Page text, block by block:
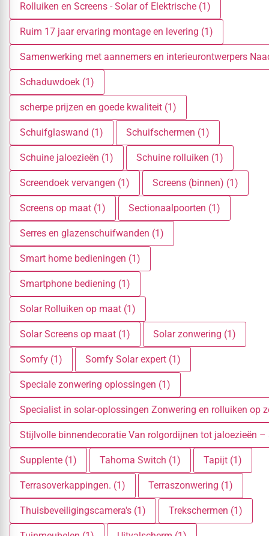
Rolluiken en Screens - Solar of Elektrische (1)
Ruim 17 jaar ervaring montage en levering (1)
Samenwerking met aannemers en interieurontwerpers
Schaduwdoek (1)
scherpe prijzen en goede kwaliteit (1)
Schuifglaswand (1) Schuifschermen (1)
Schuine jaloezieën (1) Schuine rolluiken (1)
Screendoek vervangen (1) Screens (binnen) (1)
Screens op maat (1) Sectionaalpoorten (1)
Serres en glazenschuifwanden (1)
Smart home bedieningen (1)
Smartphone bediening (1)
Solar Rolluiken op maat (1)
Solar Screens op maat (1) Solar zonwering (1)
Somfy (1) Somfy Solar expert (1)
Speciale zonwering oplossingen (1)
Specialist in solar-oplossingen Zonwering en rolluiken op
Stijlvolle binnendecoratie Van rolgordijnen tot jaloezieën
Supplente (1) Tahoma Switch (1) Tapijt (1)
Terrasoverkappingen. (1) Terraszonwering (1)
Thuisbeveiligingscamera's (1) Trekschermen (1)